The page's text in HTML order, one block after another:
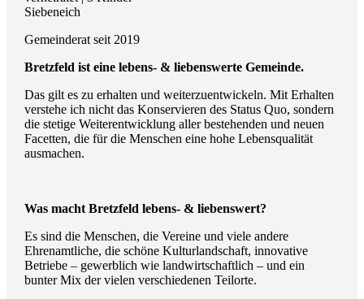
Siebeneich
Gemeinderat seit 2019
Bretzfeld ist eine lebens- & liebenswerte Gemeinde.
Das gilt es zu erhalten und weiterzuentwickeln. Mit Erhalten
verstehe ich nicht das Konservieren des Status Quo, sondern
die stetige Weiterentwicklung aller bestehenden und neuen
Facetten, die für die Menschen eine hohe Lebensqualität
ausmachen.
Was macht Bretzfeld lebens- & liebenswert?
Es sind die Menschen, die Vereine und viele andere
Ehrenamtliche, die schöne Kulturlandschaft, innovative
Betriebe – gewerblich wie landwirtschaftlich – und ein
bunter Mix der vielen verschiedenen Teilorte.